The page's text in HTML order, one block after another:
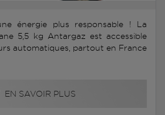
énergie plus responsable ! La
5,5 kg Antargaz est accessible
automatiques, partout en France
EN SAVOIR PLUS